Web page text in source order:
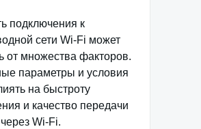
подключения к
сети Wi-Fi может
от множества факторов.
параметры и условия
на быстроту
и качество передачи
Wi-Fi.